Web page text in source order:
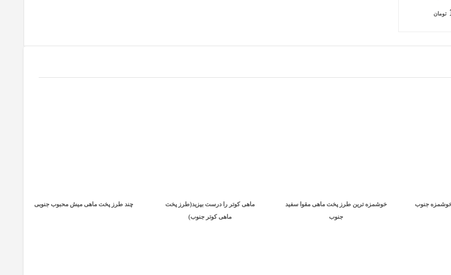
تومان
جنوب
خوشمزه ترین طرز پخت ماهی مقوا سفید
جنوب
ماهی کوتر را درست بپزید(طرز پخت
ماهی کوتر جنوب)
چند طرز پخت ماهی میش محبوب جنوبی